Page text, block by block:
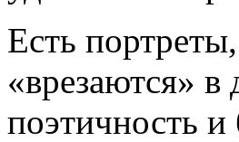
Есть
«врезаются»
поэтичность и